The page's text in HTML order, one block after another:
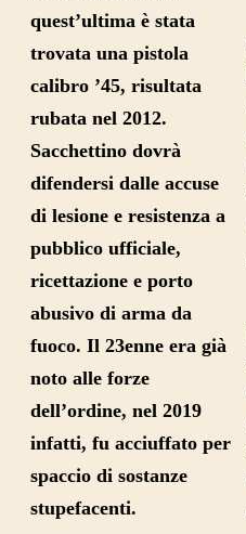
quest’ultima è stata
trovata una pistola
calibro ’45, risultata
rubata nel 2012.
Sacchettino dovrà
difendersi dalle accuse
di lesione e resistenza a
pubblico ufficiale,
ricettazione e porto
abusivo di arma da
fuoco. Il 23enne era già
noto alle forze
dell’ordine, nel 2019
infatti, fu acciuffato per
spaccio di sostanze
stupefacenti.